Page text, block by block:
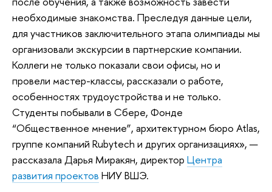
необходимые знакомства. Преследуя данные цели,
для участников заключительного этапа олимпиады мы
организовали экскурсии в партнерские компании.
Коллеги не только показали свои офисы, но и
провели мастер-классы, рассказали о работе,
особенностях трудоустройства и не только.
Студенты побывали в Сбере, Фонде
“Общественное мнение”, архитектурном бюро Atlas,
группе компаний Rubytech и других организациях», —
рассказала Дарья Миракян, директор Центра
развития проектов НИУ ВШЭ.